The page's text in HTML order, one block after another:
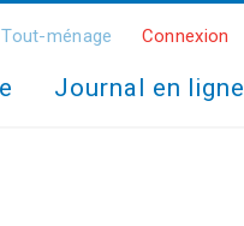
Tout-ménage Connexion
Journal en ligne